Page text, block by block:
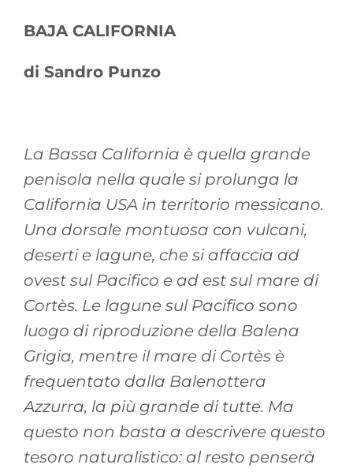
BAJA CALIFORNIA
di Sandro Punzo
La Bassa California è quella grande
penisola nella quale si prolunga la
California USA in territorio messicano.
Una dorsale montuosa con vulcani,
deserti e lagune, che si affaccia ad
ovest sul Pacifico e ad est sul mare di
Cortès. Le lagune sul Pacifico sono
luogo di riproduzione della Balena
Grigia, mentre il mare di Cortès è
frequentato dalla Balenottera
Azzurra, la più grande di tutte. Ma
questo non basta a descrivere questo
tesoro naturalistico: al resto penserà